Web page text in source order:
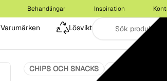
Behandlingar Inspiration
Varumärken Lösvikt
CHIPS OCH SNACKS CHOKLAD OCH